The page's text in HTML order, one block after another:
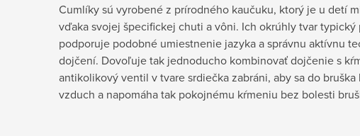
Cumlíky sú vyrobené z prírodného kaučuku, ktorý je u detí
vďaka svojej špecifickej chuti a vôni. Ich okrúhly tvar typický
podporuje podobné umiestnenie jazyka a správnu aktívnu
dojčení. Dovoľuje tak jednoducho kombinovať dojčenie s
antikolikový ventil v tvare srdiečka zabráni, aby sa do bruška
vzduch a napomáha tak pokojnému kŕmeniu bez bolesti